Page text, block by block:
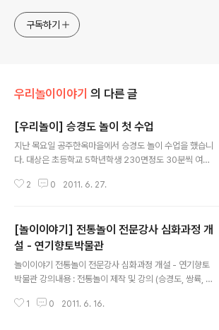
구독하기
우리놀이이야기 의 다른 글
[우리놀이] 승경도 놀이 첫 수업
지난 목요일 공주한옥마을에서 승경도 놀이 수업을 했습니
다. 대상은 초등학교 5학년학생 230면정도 30분씩 여섯
처음에는 많이 떨렸습니다. 그러나 두번째 타임부터는 떨
놀이방법을 알려주고 한번씩 노는것으로 목적을 잡고 하였
으나 시간이 조금씩 부족하였습니다. 고학년 아이들이라
이해도가 쉬었으며, 처음접해봐서 그런지 어린이들이 매우
좋아했습니다. 이렇게 목요일 오후를 공주한옥마을에서 초
등학교 어린이들과 함께 전통놀이 수업을하며 즐겁게 보냈
습니다.
2 0 2011. 6. 27.
[놀이이야기] 전통놀이 전문강사 심화과정 개
설 - 연기향토박물관
놀이이야기 전통놀이 전문강사 심화과정 개설 - 연기향토
박물관 강의내용 : 전통놀이 제작 및 강의 (승경도, 쌍륙, 저
고누 등) 2011년 5월 31일 개설하여 시작하였습니다. 6월
1 0 2011. 6. 16.